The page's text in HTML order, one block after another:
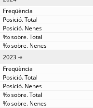
2023